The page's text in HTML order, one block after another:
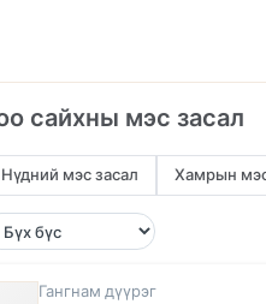
сайхны мэс засал
Нүдний мэс засал Хамрын
Гангнам дүүрэг